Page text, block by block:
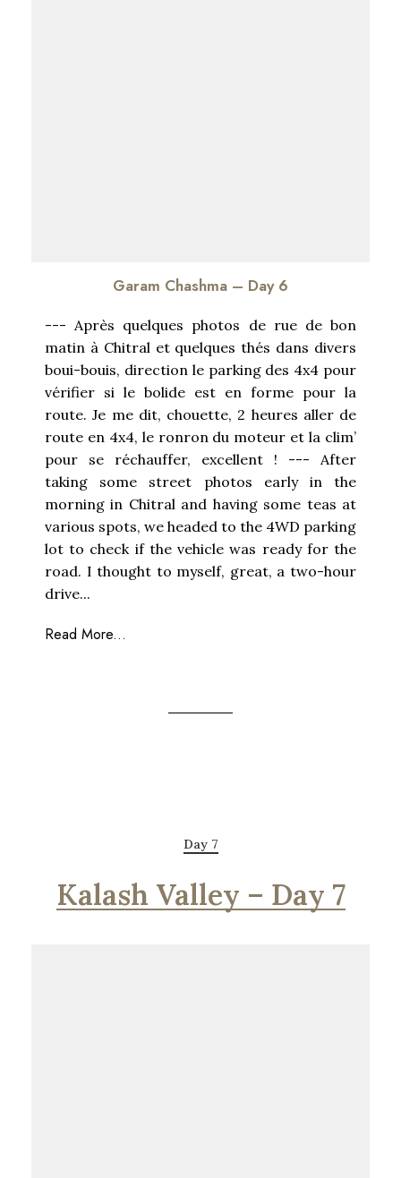
Garam Chashma – Day 6
--- Après quelques photos de rue de bon
matin à Chitral et quelques thés dans divers
boui-bouis, direction le parking des 4x4 pour
vérifier si le bolide est en forme pour la
route. Je me dit, chouette, 2 heures aller de
route en 4x4, le ronron du moteur et la clim’
pour se réchauffer, excellent ! --- After
taking some street photos early in the
morning in Chitral and having some teas at
various spots, we headed to the 4WD parking
lot to check if the vehicle was ready for the
road. I thought to myself, great, a two-hour
drive...
Read More...
Day 7
Kalash Valley – Day 7